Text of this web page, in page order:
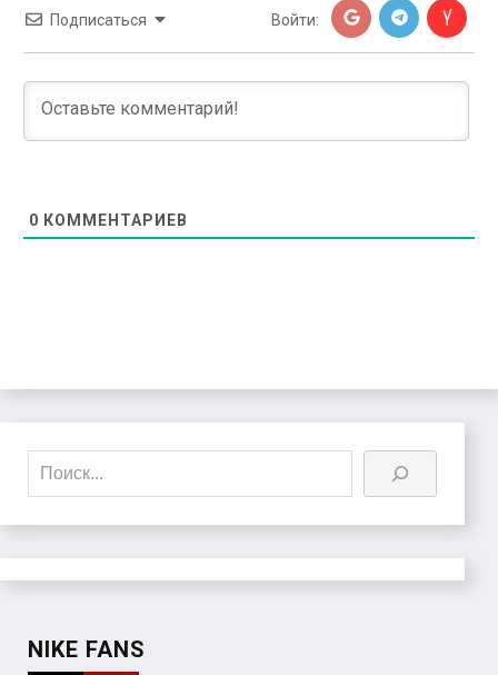
Подписаться Войти:
0 КОММЕНТАРИЕВ
Поиск
NIKE FANS